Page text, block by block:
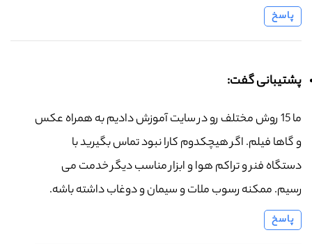
پاسخ
پشتیبانی گفت:
ما 15 روش مختلف رو در سایت آموزش دادیم به همراه عکس
و گاها فیلم. اگر هیچکدوم کارا نبود تماس بگیرید با
دستگاه فنر و تراکم هوا و ابزار مناسب دیگر خدمت می
رسیم. ممکنه رسوب ملات و سیمان و دوغاب داشته باشه.
پاسخ